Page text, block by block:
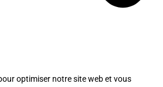
optimiser notre site web et vous